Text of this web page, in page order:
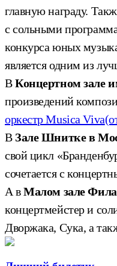
главную награду.
с сольными
конкурса юных
является одним из
ВКонцертном зале
произведений
оркестр Musica Viva
В Зале Шнитке в
свой цикл
сочетается с
А вМалом зале
концертмейстер и
Дворжака, Сука, а